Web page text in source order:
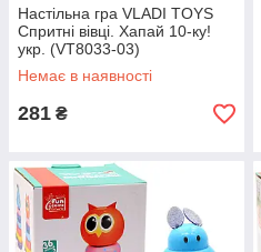
Настільна гра VLADI TOYS
Спритні вівці. Хапай 10-ку!
укр. (VT8033-03)
Немає в наявності
281 ₴